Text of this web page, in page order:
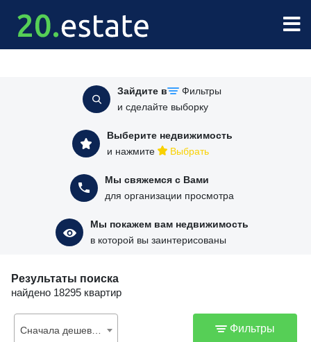
Зайдите в
Фильтры
и сделайте выборку
Выберите недвижимость
и нажмите
Выбрать
Мы свяжемся с Вами
для организации просмотра
Мы покажем вам недвижимость
в которой вы заинтерисованы
Результаты поиска
найдено 18295 квартир
Фильтры